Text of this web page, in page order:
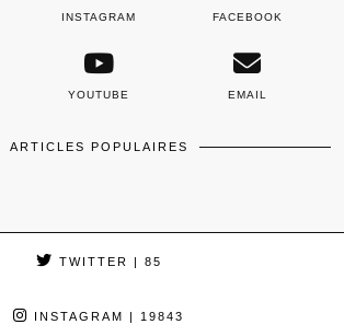
INSTAGRAM FACEBOOK
YOUTUBE EMAIL
ARTICLES POPULAIRES
TWITTER | 85
INSTAGRAM | 19843